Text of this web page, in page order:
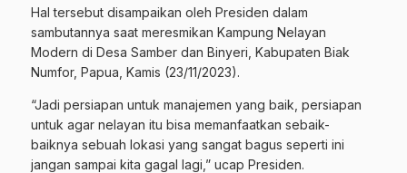
Hal tersebut disampaikan oleh Presiden dalam
sambutannya saat meresmikan Kampung Nelayan
Modern di Desa Samber dan Binyeri, Kabupaten Biak
Numfor, Papua, Kamis (23/11/2023).
“Jadi persiapan untuk manajemen yang baik, persiapan
untuk agar nelayan itu bisa memanfaatkan sebaik-
baiknya sebuah lokasi yang sangat bagus seperti ini
jangan sampai kita gagal lagi,” ucap Presiden.